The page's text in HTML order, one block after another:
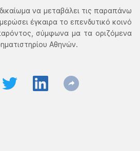
να μεταβάλει τις παραπάνω
έγκαιρα το επενδυτικό κοινό
σύμφωνα μα τα οριζόμενα
Αθηνών.